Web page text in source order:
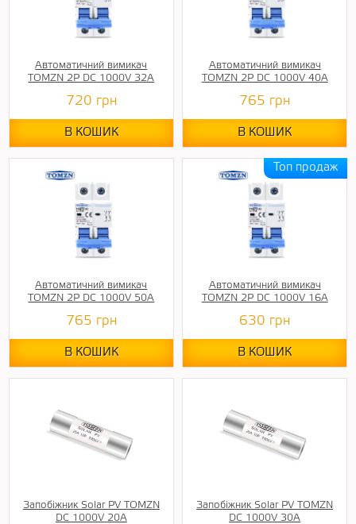
Автоматичний вимикач
TOMZN 2P DC 1000V 32A
720 грн
В КОШИК
Автоматичний вимикач
TOMZN 2P DC 1000V 40A
765 грн
В КОШИК
Автоматичний вимикач
TOMZN 2P DC 1000V 50A
765 грн
В КОШИК
Автоматичний вимикач
TOMZN 2P DC 1000V 16A
630 грн
В КОШИК
Запобіжник Solar PV TOMZN
DC 1000V 20A
Запобіжник Solar PV TOMZN
DC 1000V 30A